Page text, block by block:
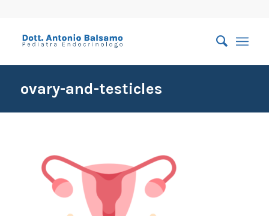
ovary-and-testicles